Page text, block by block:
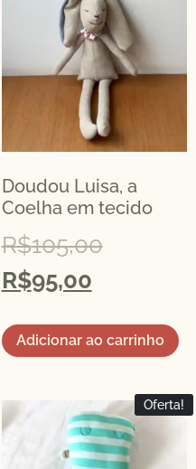
Doudou Luisa, a
Coelha em tecido
R$105,00
R$95,00
Adicionar ao carrinho
Oferta!